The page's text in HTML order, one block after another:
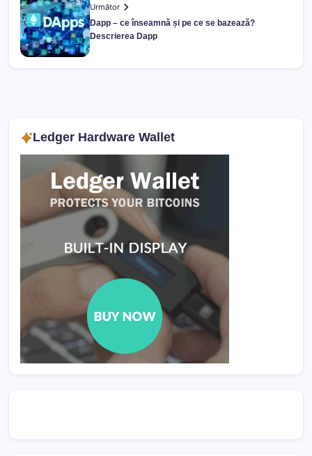
Următor
Dapp – ce înseamnă și pe ce se bazează?
Descrierea Dapp
Ledger Hardware Wallet